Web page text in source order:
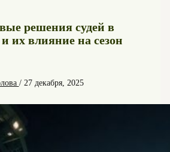
решения судей в
их влияние на сезон
/ 27 декабря, 2025